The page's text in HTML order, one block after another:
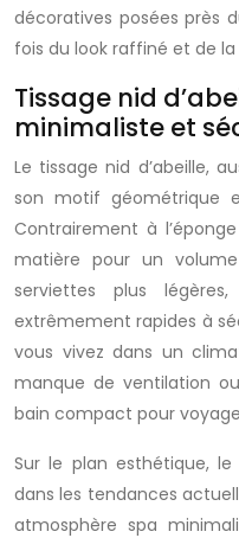
décoratives posées près
fois du look raffiné et de
Tissage nid
minimaliste et
Le tissage nid d’abeille,
son motif géométrique
Contrairement à
matière pour un
serviettes plus
extrêmement rapides à
vous vivez dans un
manque de ventilation
bain compact pour
Sur le plan esthétique, le
dans les tendances
atmosphère spa